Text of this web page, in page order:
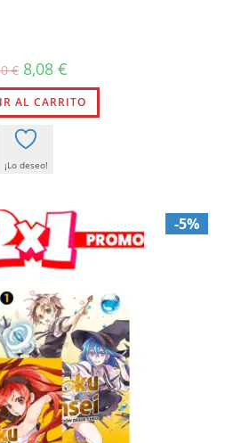
€ El
precio
original
era:
8,50 €.
8,08 €
actual
es:
8,08 €.
AL CARRITO
¡Lo deseo!
-5%